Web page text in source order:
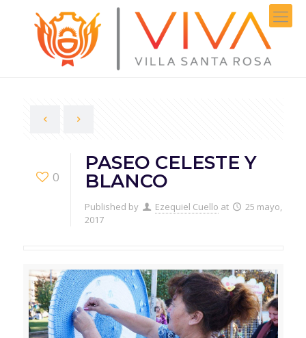
0
PASEO CELESTE Y
BLANCO
Published by Ezequiel Cuello at
25 mayo,
2017